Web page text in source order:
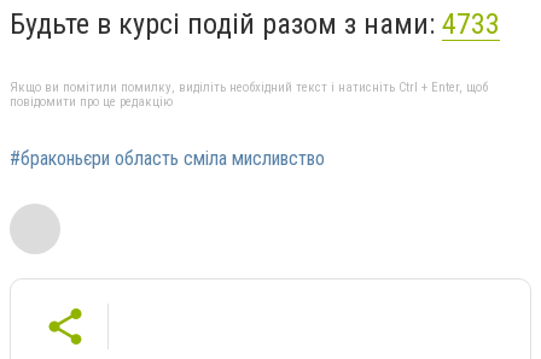
Будьте в курсі подій разом з нами: 4733
Якщо ви помітили помилку, виділіть необхідний текст і натисніть Ctrl + Enter, щоб
повідомити про це редакцію
#браконьєри область сміла мисливство